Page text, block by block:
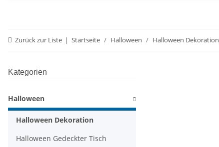
Zurück zur Liste Startseite Halloween Halloween Dekoration
Kategorien
Halloween
Halloween Dekoration
Halloween Gedeckter Tisch